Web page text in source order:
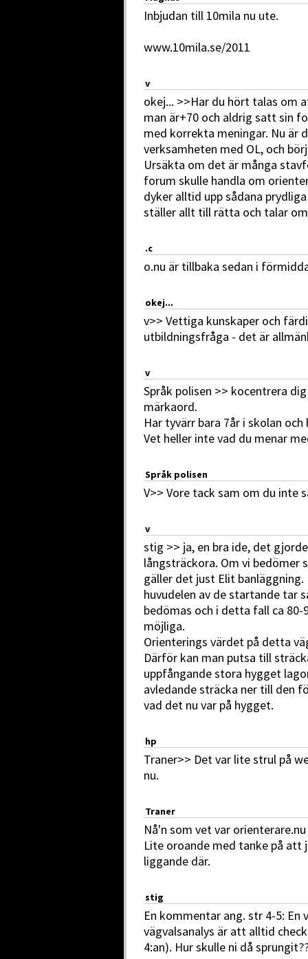
Inbjudan till 10mila nu ute.
www.10mila.se/2011
v
okej... >>Har du hört talas om
man är+70 och aldrig satt sin
med korrekta meningar. Nu är
verksamheten med OL, och
Ursäkta om det är många
forum skulle handla om
dyker alltid upp sådana
ställer allt till rätta och talar
.c
o.nu är tillbaka sedan i
okej...
v>> Vettiga kunskaper och
utbildningsfråga - det är
v
Språk polisen >> kocentrera
märkaord.
Har tyvärr bara 7år i skolan och
Vet heller inte vad du menar
Språk polisen
V>> Vore tack sam om du inte
v
stig >> ja, en bra ide, det
långsträckora. Om vi bedömer
gäller det just Elit
huvudelen av de startande tar
bedömas och i detta fall ca
möjliga.
Orienterings värdet på detta
Därför kan man putsa till
uppfångande stora hygget
avledande sträcka ner till den
vad det nu var på hygget.
hp
Traner>> Det var lite strul på
nu.
Traner
Nå'n som vet var
Lite oroande med tanke på att
liggande där.
stig
En kommentar ang. str 4-5:
vägvalsanalys är att alltid
4:an). Hur skulle ni då